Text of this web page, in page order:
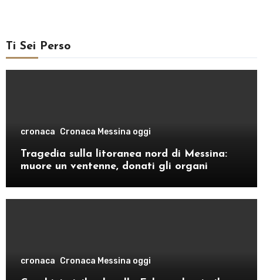
Ti Sei Perso
cronaca Cronaca Messina oggi
Tragedia sulla litoranea nord di Messina:
muore un ventenne, donati gli organi
cronaca Cronaca Messina oggi